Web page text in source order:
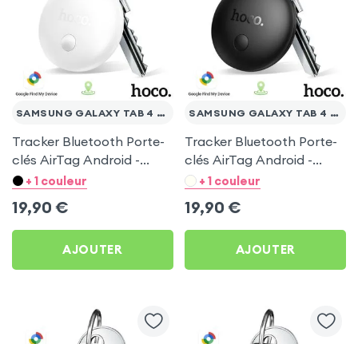
SAMSUNG GALAXY TAB 4 10.1 T530
Tracker Bluetooth Porte-
clés AirTag Android -
Hoco Blanc pour
10.1 T530
+ 1 couleur
19,90 €
AJOUTER
SAMSUNG GALAXY TAB 4 10.1 T530
Tracker Bluetooth Porte-
clés AirTag Android -
Hoco Noir pour Samsung
+ 1 couleur
19,90 €
AJOUTER